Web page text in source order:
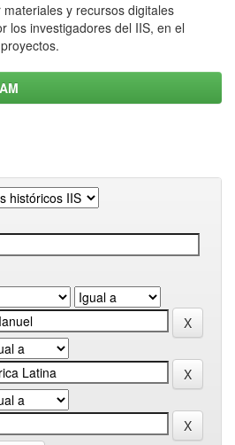
y recursos digitales
los investigadores del IIS, en el